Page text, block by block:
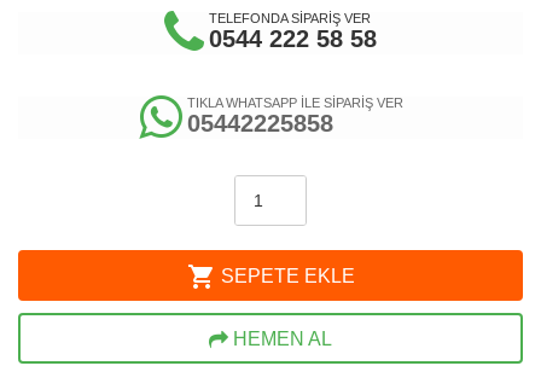
TELEFONDA SİPARİŞ VER
0544 222 58 58
TIKLA WHATSAPP İLE SİPARİŞ VER
05442225858
shopping_cart SEPETE EKLE
HEMEN AL